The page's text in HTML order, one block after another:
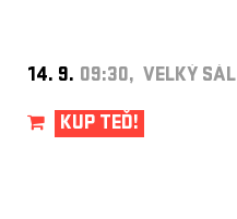
14. 9. 09:30, VELKÝ SÁL
KUP TEĎ!